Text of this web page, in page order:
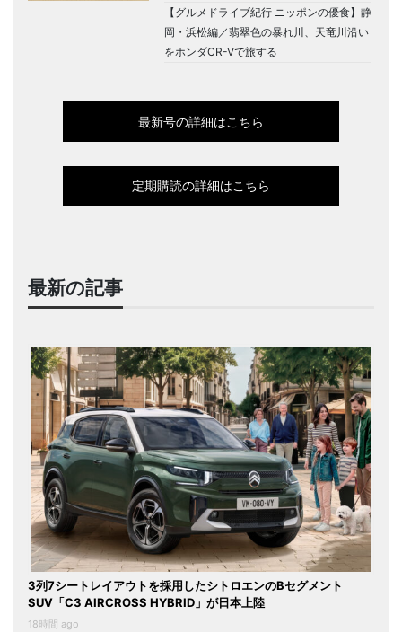
【グルメドライブ紀行 ニッポンの優食】静
岡・浜松編／翡翠色の暴れ川、天竜川沿い
をホンダCR-Vで旅する
最新号の詳細はこちら
定期購読の詳細はこちら
最新の記事
3列7シートレイアウトを採用したシトロエンのBセグメント
SUV「C3 AIRCROSS HYBRID」が日本上陸
18時間 ago